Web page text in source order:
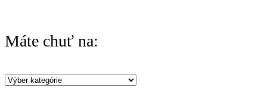
Máte chuť na:
Máte